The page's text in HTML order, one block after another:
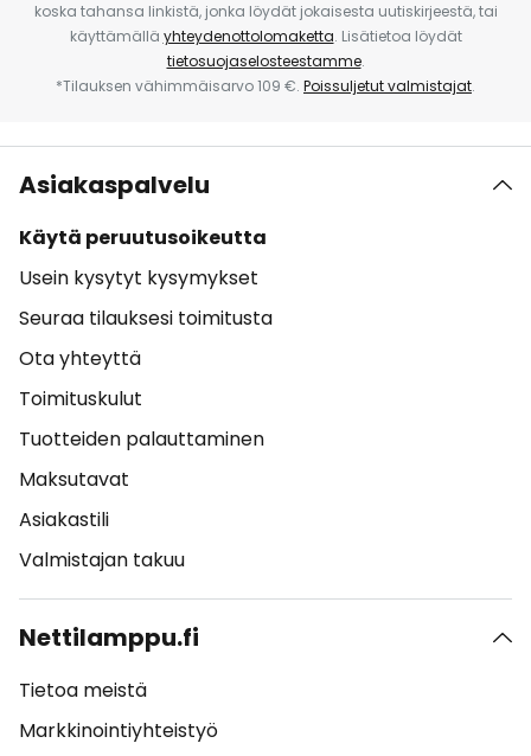
koska tahansa linkistä, jonka löydät jokaisesta uutiskirjeestä, tai
käyttämällä yhteydenottolomaketta. Lisätietoa löydät
tietosuojaselosteestamme.
*Tilauksen vähimmäisarvo 109 €. Poissuljetut valmistajat.
Asiakaspalvelu
Käytä peruutusoikeutta
Usein kysytyt kysymykset
Seuraa tilauksesi toimitusta
Ota yhteyttä
Toimituskulut
Tuotteiden palauttaminen
Maksutavat
Asiakastili
Valmistajan takuu
Nettilamppu.fi
Tietoa meistä
Markkinointiyhteistyö